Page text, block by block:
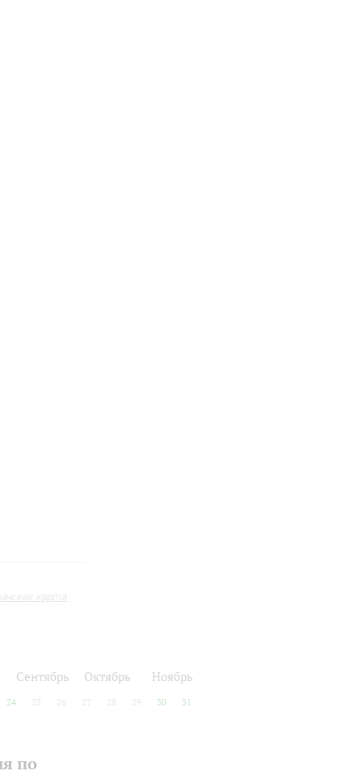
карта
Сентябрь Октябрь Ноябрь
24 25 26 27 28 29 30 31
по